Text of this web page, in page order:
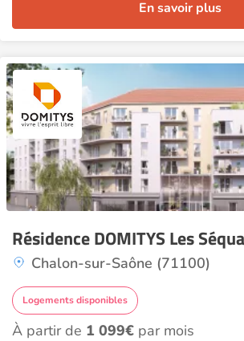
En savoir plus
Résidence DOMITYS Les
Chalon-sur-Saône (71100)
Logements disponibles
À partir de 1 099€ par mois